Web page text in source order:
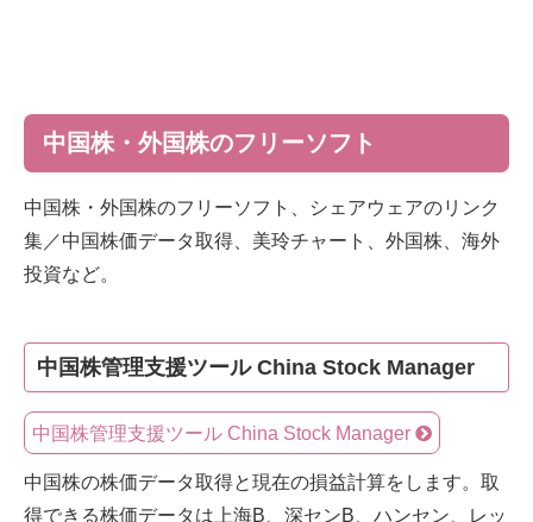
中国株・外国株のフリーソフト
中国株・外国株のフリーソフト、シェアウェアのリンク
集／中国株価データ取得、美玲チャート、外国株、海外
投資など。
中国株管理支援ツール China Stock Manager
中国株管理支援ツール China Stock Manager
中国株の株価データ取得と現在の損益計算をします。取
得できる株価データは上海B、深センB、ハンセン、レッ